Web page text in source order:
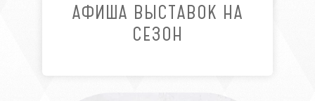
АФИША ВЫСТАВОК НА
СЕЗОН